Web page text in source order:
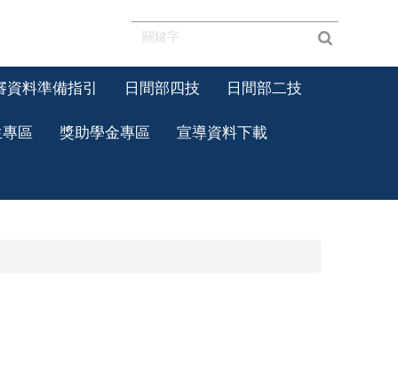
資料準備指引 日間部四技 日間部二技
區 獎助學金專區 宣導資料下載